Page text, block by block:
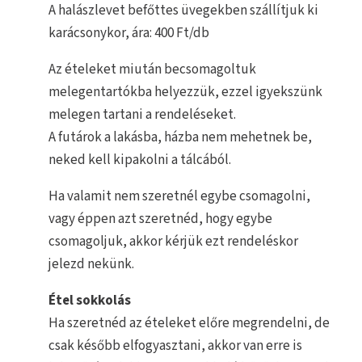
A halászlevet befőttes üvegekben szállítjuk ki
karácsonykor, ára: 400 Ft/db
Az ételeket miután becsomagoltuk
melegentartókba helyezzük, ezzel igyekszünk
melegen tartani a rendeléseket.
A futárok a lakásba, házba nem mehetnek be,
neked kell kipakolni a tálcából.
Ha valamit nem szeretnél egybe csomagolni,
vagy éppen azt szeretnéd, hogy egybe
csomagoljuk, akkor kérjük ezt rendeléskor
jelezd nekünk.
Étel sokkolás
Ha szeretnéd az ételeket előre megrendelni, de
csak később elfogyasztani, akkor van erre is